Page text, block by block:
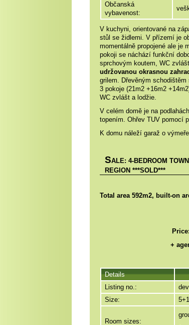
Občanská
vybavenost:
V kuchyni, orientované na
stůl se židlemi. V přízemí je
momentálně propojené ale je
pokoji se náchází funkční
sprchovým koutem, WC
udržovanou okrasnou
grilem. Dřevěným
3 pokoje (21m2 +16m2
WC zvlášt a lodžie.
V celém domě je na
topením. Ohřev TUV pomocí
K domu náleží garaž o
SALE: 4-BEDROOM
REGION ***SOLD***
Total area 592m2, built-on
Price:
+
Details
Listing no.:
Size:
5+1
Room sizes: